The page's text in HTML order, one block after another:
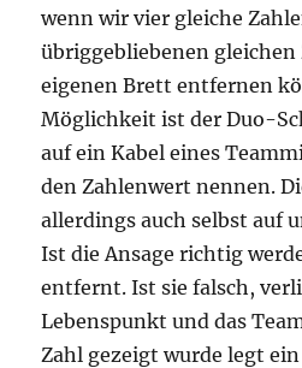
wenn wir vier gleiche
übriggebliebenen gleichen
eigenen Brett entfernen
Möglichkeit ist der Duo-
auf ein Kabel eines
den Zahlenwert nennen.
allerdings auch selbst auf
Ist die Ansage richtig
entfernt. Ist sie falsch,
Lebenspunkt und das
Zahl gezeigt wurde legt